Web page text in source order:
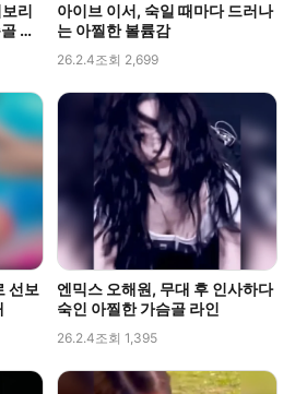
리
라
아이브 이서, 숙일 때마다 드러나
는 아찔한 볼륨감
26.2.4조회 2,699
선보
엔믹스 오해원, 무대 후 인사하다
숙인 아찔한 가슴골 라인
26.2.4조회 1,395